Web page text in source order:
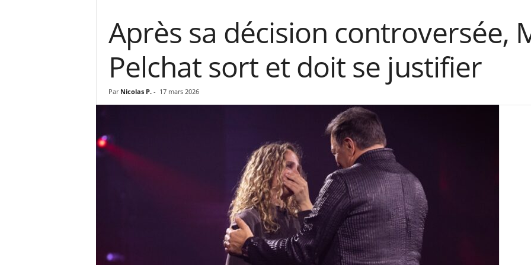
Après sa décision controversée,
Pelchat sort et doit se justifier
Par Nicolas P. - 17 mars 2026